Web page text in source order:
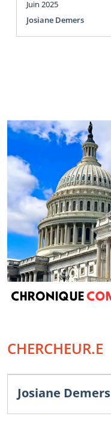
Juin 2025
Josiane Demers
CHERCHEUR.E
Josiane Demers